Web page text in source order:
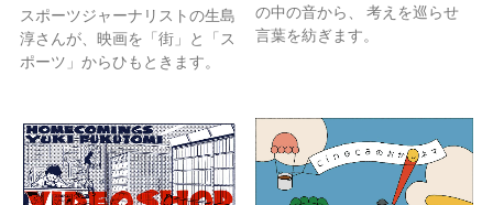
スポーツジャーナリストの生島
淳さんが、映画を「街」と「ス
ポーツ」からひもときます。
の中の音から、 考えを巡らせ
言葉を紡ぎます。